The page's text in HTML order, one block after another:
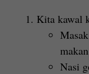
Kita kawal
Nasi